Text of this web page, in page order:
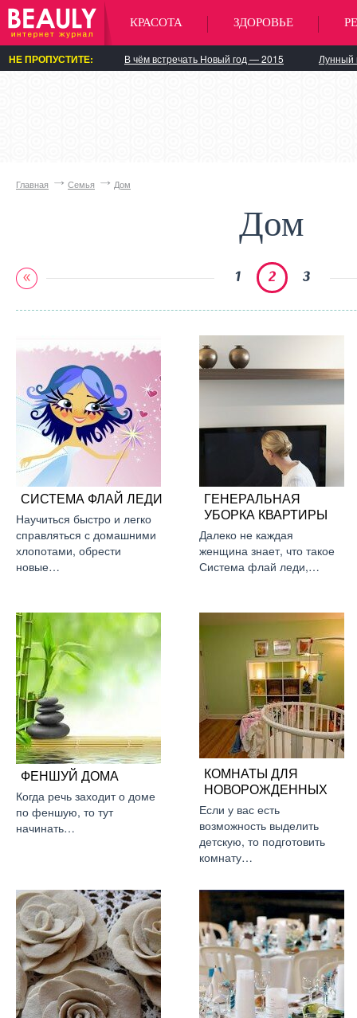
КРАСОТА ЗДОРОВЬЕ
НЕ ПРОПУСТИТЕ: В чём встречать Новый год — 2015 Лунный
Главная Семья Дом
Дом
1 2 3
СИСТЕМА ФЛАЙ ЛЕДИ
Научиться быстро и легко
справляться с домашними
хлопотами, обрести
новые…
ГЕНЕРАЛЬНАЯ
УБОРКА КВАРТИРЫ
Далеко не каждая
женщина знает, что такое
Система флай леди,…
ФЕНШУЙ ДОМА
Когда речь заходит о доме
по феншую, то тут
начинать…
КОМНАТЫ ДЛЯ
НОВОРОЖДЕННЫХ
Если у вас есть
возможность выделить
детскую, то подготовить
комнату…